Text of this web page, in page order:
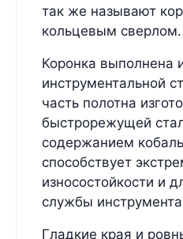
так же называют
кольцевым сверлом.
Коронка выполнена
инструментальной
часть полотна
быстрорежущей
содержанием
способствует
износостойкости и
службы
Гладкие края и